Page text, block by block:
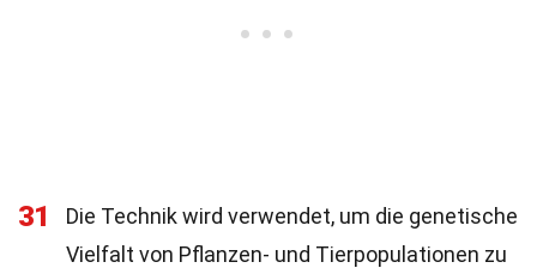
31
Die Technik wird verwendet, um die genetische
Vielfalt von Pflanzen- und Tierpopulationen zu